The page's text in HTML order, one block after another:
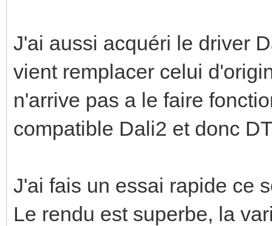
J'ai aussi acquéri le driver
vient remplacer celui
n'arrive pas a le faire
compatible Dali2 et donc
J'ai fais un essai rapide ce
Le rendu est superbe, la